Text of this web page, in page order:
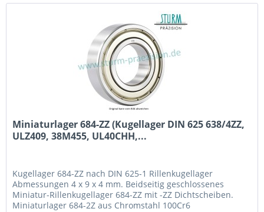
Miniaturlager 684-ZZ (Kugellager DIN 625 638/4ZZ,
ULZ409, 38M455, UL40CHH,...
Kugellager 684-ZZ nach DIN 625-1 Rillenkugellager
Abmessungen 4 x 9 x 4 mm. Beidseitig geschlossenes
Miniatur-Rillenkugellager 684-ZZ mit -ZZ Dichtscheiben.
Miniaturlager 684-2Z aus Chromstahl 100Cr6